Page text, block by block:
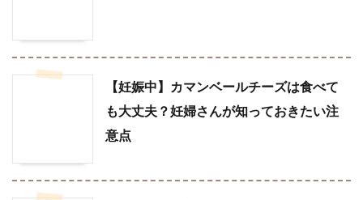
【妊娠中】カマンベールチーズは食べて
も大丈夫？妊婦さんが知っておきたい注
意点